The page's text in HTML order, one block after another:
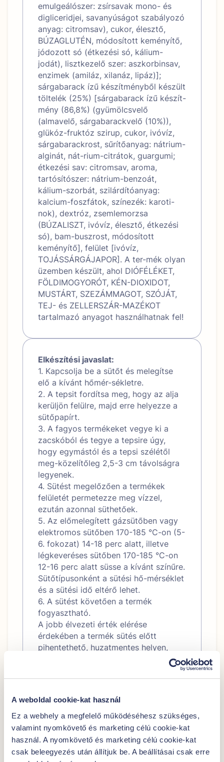
A weboldal cookie-kat használ
Ez a webhely a megfelelő működéséhesz szükséges,
valamint nyomkövető és marketing célú cookie-kat
használ. A nyomkövető és marketing célú cookie-kat
csak beleegyezés után állítjuk be. A beállításai csak erre
emulgeálószer: zsírsavak mono- és
digliceridjei, savanyúságot szabályozó
anyag: citromsav), cukor, élesztő,
BÚZAGLUTÉN, módosított keményítő,
jódozott só (étkezési só, kálium-
jodát), lisztkezelő szer: aszkorbinsav,
enzimek (amiláz, xilanáz, lipáz)];
sárgabarack ízű készítményből készült
töltelék (25%) [sárgabarack ízű készít-
mény (86,8%) (gyümölcsvelő
(almavelő, sárgabarackvelő (10%)),
glükóz-fruktóz szirup, cukor, ivóvíz,
sárgabarackrost, sűrítőanyag: nátrium-
alginát, nát-rium-citrátok, guargumi;
étkezési sav: citromsav, aroma,
tartósítószer: nátrium-benzoát,
kálium-szorbát, szilárdítóanyag:
kalcium-foszfátok, színezék: karoti-
nok), dextróz, zsemlemorzsa
(BÚZALISZT, ivóvíz, élesztő, étkezési
só), bam-buszrost, módosított
keményítő], felület [ivóvíz,
TOJÁSSÁRGÁJAPOR]. A ter-mék olyan
üzemben készült, ahol DIÓFÉLÉKET,
FÖLDIMOGYORÓT, KÉN-DIOXIDOT,
MUSTÁRT, SZEZÁMMAGOT, SZÓJÁT,
TEJ- és ZELLERSZÁR-MAZÉKOT
tartalmazó anyagot használhatnak fel!
Elkészítési javaslat:
1. Kapcsolja be a sütőt és melegítse
elő a kívánt hőmér-sékletre.
2. A tepsit fordítsa meg, hogy az alja
kerüljön felülre, majd erre helyezze a
sütőpapírt.
3. A fagyos termékeket vegye ki a
zacskóból és tegye a tepsire úgy,
hogy egymástól és a tepsi szélétől
meg-közelítőleg 2,5-3 cm távolságra
legyenek.
4. Sütést megelőzően a termékek
felületét permetezze meg vízzel,
ezután azonnal süthetőek.
5. Az előmelegített gázsütőben vagy
elektromos sütőben 170-185 °C-on (5-
6. fokozat) 14-18 perc alatt, illetve
légkeveréses sütőben 170-185 °C-on
12-16 perc alatt süsse a kívánt színűre.
Sütőtípusonként a sütési hő-mérséklet
és a sütési idő eltérő lehet.
6. A sütést követően a termék
fogyasztható.
A jobb élvezeti érték elérése
érdekében a termék sütés előtt
pihentethető, huzatmentes helyen,
szobahőmérsékleten, 20-30 percig.
Átlagos tápérték 100 g–ban:
Energia
1439 kJ/ 343
kcal
Zsír
14 g